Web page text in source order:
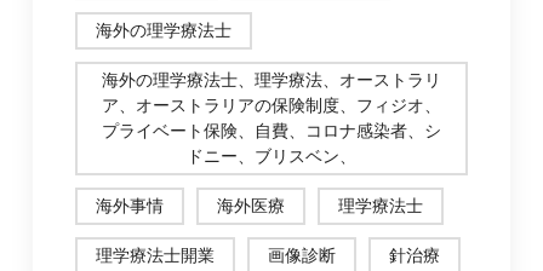
海外の理学療法士
海外の理学療法士、理学療法、オーストラリ
ア、オーストラリアの保険制度、フィジオ、
プライベート保険、自費、コロナ感染者、シ
ドニー、ブリスベン、
海外事情 海外医療 理学療法士
理学療法士開業 画像診断 針治療